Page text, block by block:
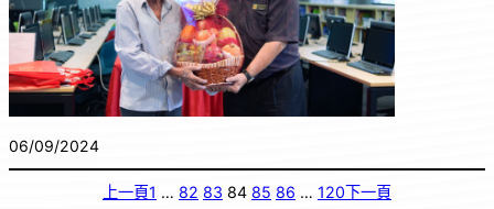
06/09/2024
上一頁1 … 82 83 84 85 86 … 120下一頁